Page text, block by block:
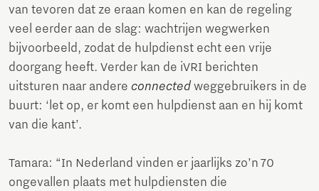
van tevoren dat ze eraan komen en kan de regeling
veel eerder aan de slag: wachtrijen wegwerken
bijvoorbeeld, zodat de hulpdienst echt een vrije
doorgang heeft. Verder kan de iVRI berichten
uitsturen naar andere connected weggebruikers in de
buurt: ‘let op, er komt een hulpdienst aan en hij komt
van die kant’.
Tamara: “In Nederland vinden er jaarlijks zo’n 70
ongevallen plaats met hulpdiensten die